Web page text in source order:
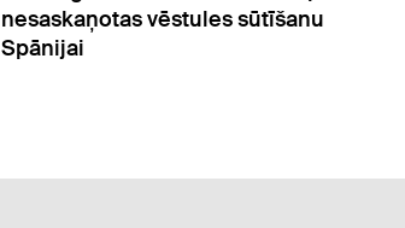
priekšnieka amata konkursa
izsludināšanu